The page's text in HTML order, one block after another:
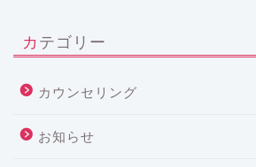
カテゴリー
カウンセリング
お知らせ